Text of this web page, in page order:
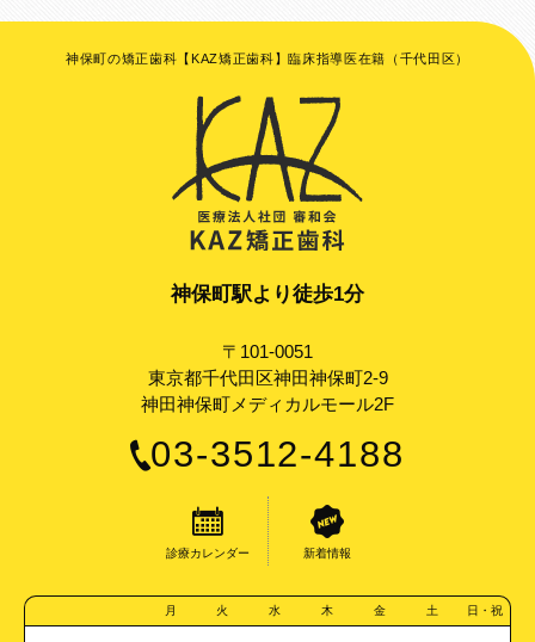
神保町の矯正歯科【KAZ矯正歯科】臨床指導医在籍（千代田区）
神保町駅より徒歩1分
〒101-0051
東京都千代田区神田神保町2-9
神田神保町メディカルモール2F
03-3512-4188
診療カレンダー 新着情報
月 火 水 木 金 土 日・祝